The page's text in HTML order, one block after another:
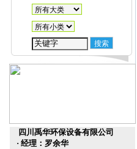
四川禹华环保设备有限公司
· 经理：罗余华